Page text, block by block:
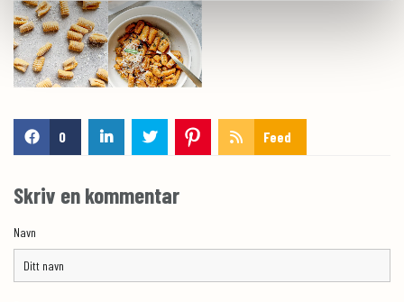
0 Feed
Skriv en kommentar
Navn